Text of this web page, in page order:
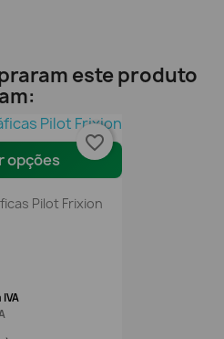
este produto
opções
Pilot Frixion
favorite_border